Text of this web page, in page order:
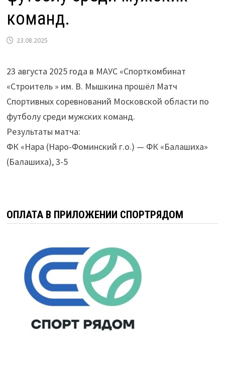
команд.
23.08.2025
23 августа 2025 года в МАУС «Спорткомбинат
«Строитель » им. В. Мышкина прошёл Матч
Спортивных соревнований Московской области по
футболу среди мужских команд.
Результаты матча:
ФК «Нара (Наро-Фоминский г.о.) — ФК «Балашиха»
(Балашиха), 3-5
ОПЛАТА В ПРИЛОЖЕНИИ СПОРТРЯДОМ